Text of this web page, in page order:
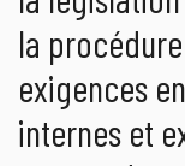
la
exigences
internes et